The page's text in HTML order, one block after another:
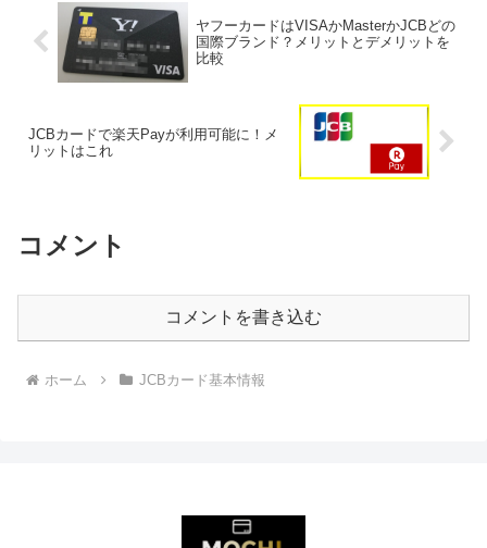
ヤフーカードはVISAかMasterかJCBどの
国際ブランド？メリットとデメリットを
比較
JCBカードで楽天Payが利用可能に！メ
リットはこれ
コメント
コメントを書き込む
ホーム JCBカード基本情報